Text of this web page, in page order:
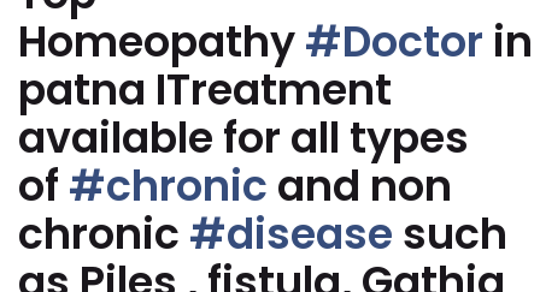
Homeopathy#Doctor in
patna ITreatment
available for all types
of #chronic and non
chronic #disease such